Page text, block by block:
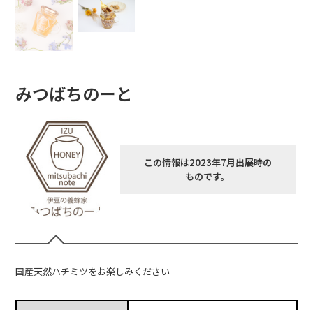
みつばちのーと
この情報は2023年7月出展時の
ものです。
国産天然ハチミツをお楽しみください